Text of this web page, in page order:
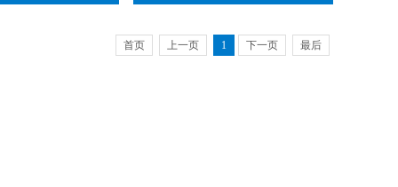
首页 上一页 1 下一页 最后